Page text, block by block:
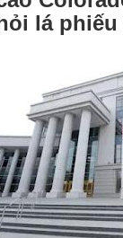
lá